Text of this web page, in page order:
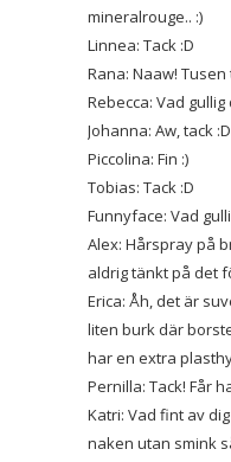
mineralrouge.. :)
Linnea: Tack :D
Rana: Naaw! Tusen
Rebecca: Vad gullig
Johanna: Aw, tack :D
Piccolina: Fin :)
Tobias: Tack :D
Funnyface: Vad
Alex: Hårspray på
aldrig tänkt på det
Erica: Åh, det är
liten burk där
har en extra
Pernilla: Tack! Får
Katri: Vad fint av
naken utan smink